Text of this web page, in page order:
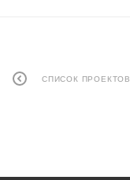
СПИСОК ПРОЕКТОВ